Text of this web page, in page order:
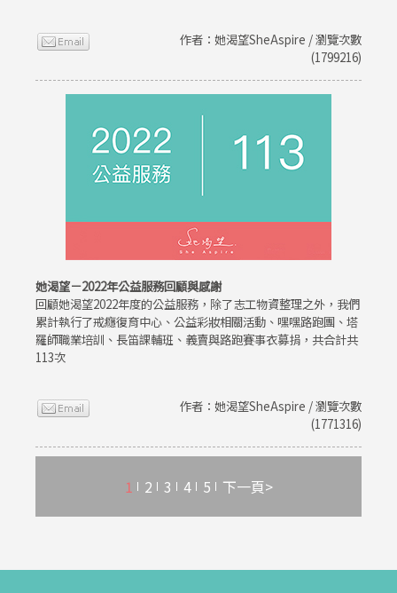
作者：她渴望SheAspire / 瀏覽次數
(1799216)
她渴望－2022年公益服務回顧與感謝
回顧她渴望2022年度的公益服務，除了志工物資整理之外，我們
累計執行了戒癮復育中心、公益彩妝相關活動、嘿嘿路跑團、塔
羅師職業培訓、長笛課輔班、義賣與路跑賽事衣募捐，共合計共
113次
作者：她渴望SheAspire / 瀏覽次數
(1771316)
1 2 3 4 5 下一頁>